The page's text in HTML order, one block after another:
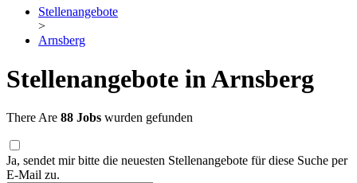
Stellenangebote
>
Arnsberg
Stellenangebote in Arnsberg
There Are 88 Jobs wurden gefunden
Ja, sendet mir bitte die neuesten Stellenangebote für diese Suche per
E-Mail zu.